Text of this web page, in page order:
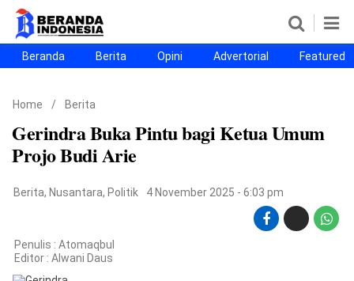
Beranda
Berita
Opini
Advertorial
Featured
Beranda25
SEGMEN
Nusantara
Jabodetabek
Sulselbar
Kota Makassar
Beranda Berita Opini Advertorial Featured
Home / Berita
Gerindra Buka Pintu bagi Ketua Umum
Projo Budi Arie
Berita, Nusantara, Politik 4 November 2025 - 6:03 pm
Penulis : Atomaqbul
Editor : Alwani Daus